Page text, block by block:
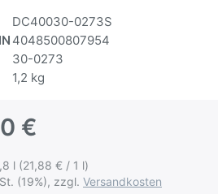
DC40030-0273S
4048500807954
30-0273
1,2 kg
€
l (21,88 € / 1 l)
(19%), zzgl. Versandkosten